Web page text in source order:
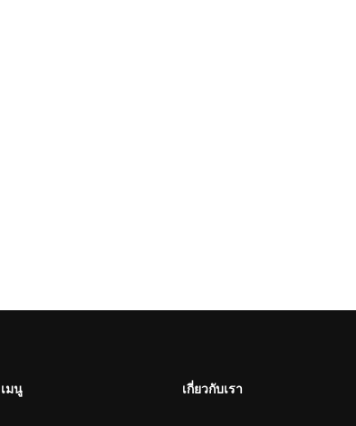
เมนู เกี่ยวกับเรา